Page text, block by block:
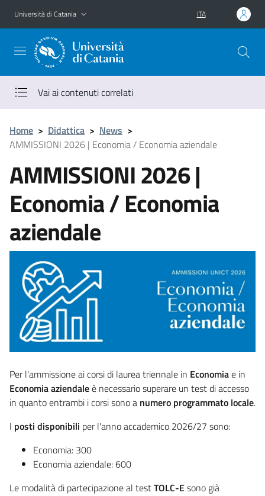
Vai al contenuto principale
Vai al menu di navigazione
Università di Catania ITA
Vai ai contenuti correlati
Home > Didattica > News >
AMMISSIONI 2026 | Economia / Economia aziendale
AMMISSIONI 2026 |
Economia / Economia
aziendale
Per l'ammissione ai corsi di laurea triennale in Economiae in
Economia aziendaleè necessario superare un test di accesso
in quanto entrambi i corsi sonoa numero programmato locale.
I posti disponibili per l'anno accademico 2026/27 sono:
Economia: 300
Economia aziendale: 600
Le modalità di partecipazione al testTOLC-Esono già